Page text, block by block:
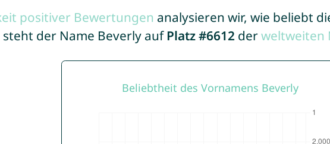
positiver Bewertungen analysieren wir, wie beliebt
der Name Beverly auf Platz #6612 derweltweiten